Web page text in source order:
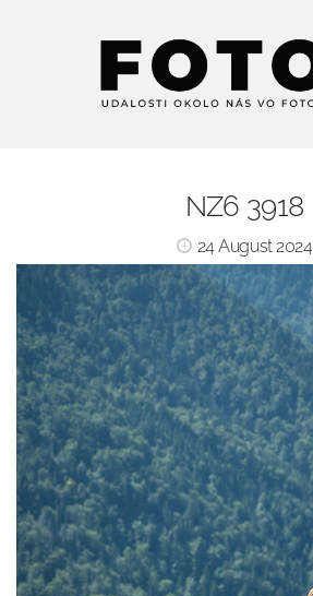
NZ6 3918
24 August 2024